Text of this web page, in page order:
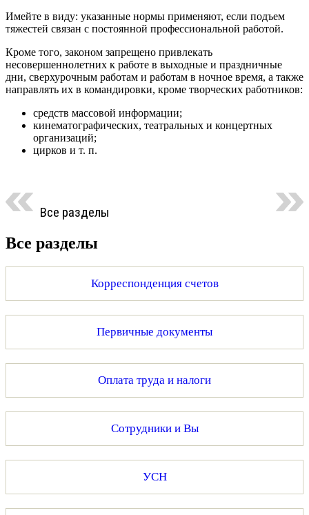
Имейте в виду: указанные нормы применяют, если подъем
тяжестей связан с постоянной профессиональной работой.
Кроме того, законом запрещено привлекать
несовершеннолетних к работе в выходные и праздничные
дни, сверхурочным работам и работам в ночное время, а также
направлять их в командировки, кроме творческих работников:
средств массовой информации;
кинематографических, театральных и концертных
организаций;
цирков и т. п.
Все разделы
Все разделы
Корреспонденция счетов
Первичные документы
Оплата труда и налоги
Сотрудники и Вы
УСН